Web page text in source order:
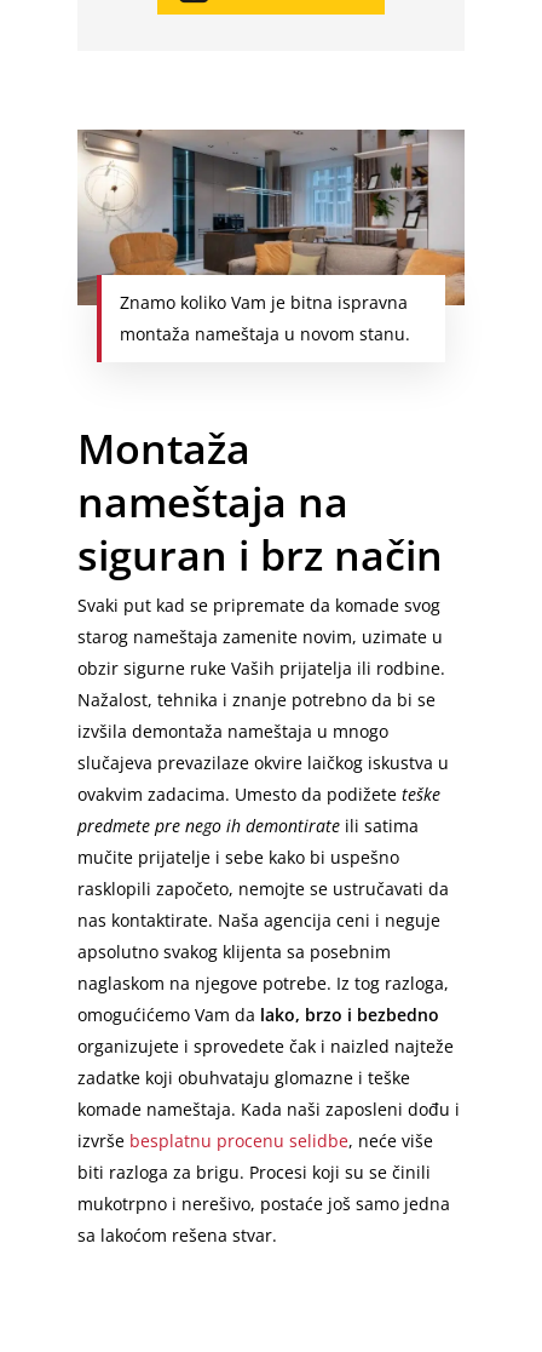
Znamo koliko Vam je bitna ispravna
montaža nameštaja u novom stanu.
Montaža
nameštaja na
siguran i brz način
Svaki put kad se pripremate da komade svog
starog nameštaja zamenite novim, uzimate u
obzir sigurne ruke Vaših prijatelja ili rodbine.
Nažalost, tehnika i znanje potrebno da bi se
izvšila demontaža nameštaja u mnogo
slučajeva prevazilaze okvire laičkog iskustva u
ovakvim zadacima. Umesto da podižeteteške
predmete pre nego ih demontirate ili satima
mučite prijatelje i sebe kako bi uspešno
rasklopili započeto, nemojte se ustručavati da
nas kontaktirate. Naša agencija ceni i neguje
apsolutno svakog klijenta sa posebnim
naglaskom na njegove potrebe. Iz tog razloga,
omogućićemo Vam da lako, brzo i bezbedno
organizujete i sprovedete čak i naizled najteže
zadatke koji obuhvataju glomazne i teške
komade nameštaja. Kada naši zaposleni dođu i
izvrše besplatnu procenu selidbe, neće više
biti razloga za brigu. Procesi koji su se činili
mukotrpno i nerešivo, postaće još samo jedna
sa lakoćom rešena stvar.